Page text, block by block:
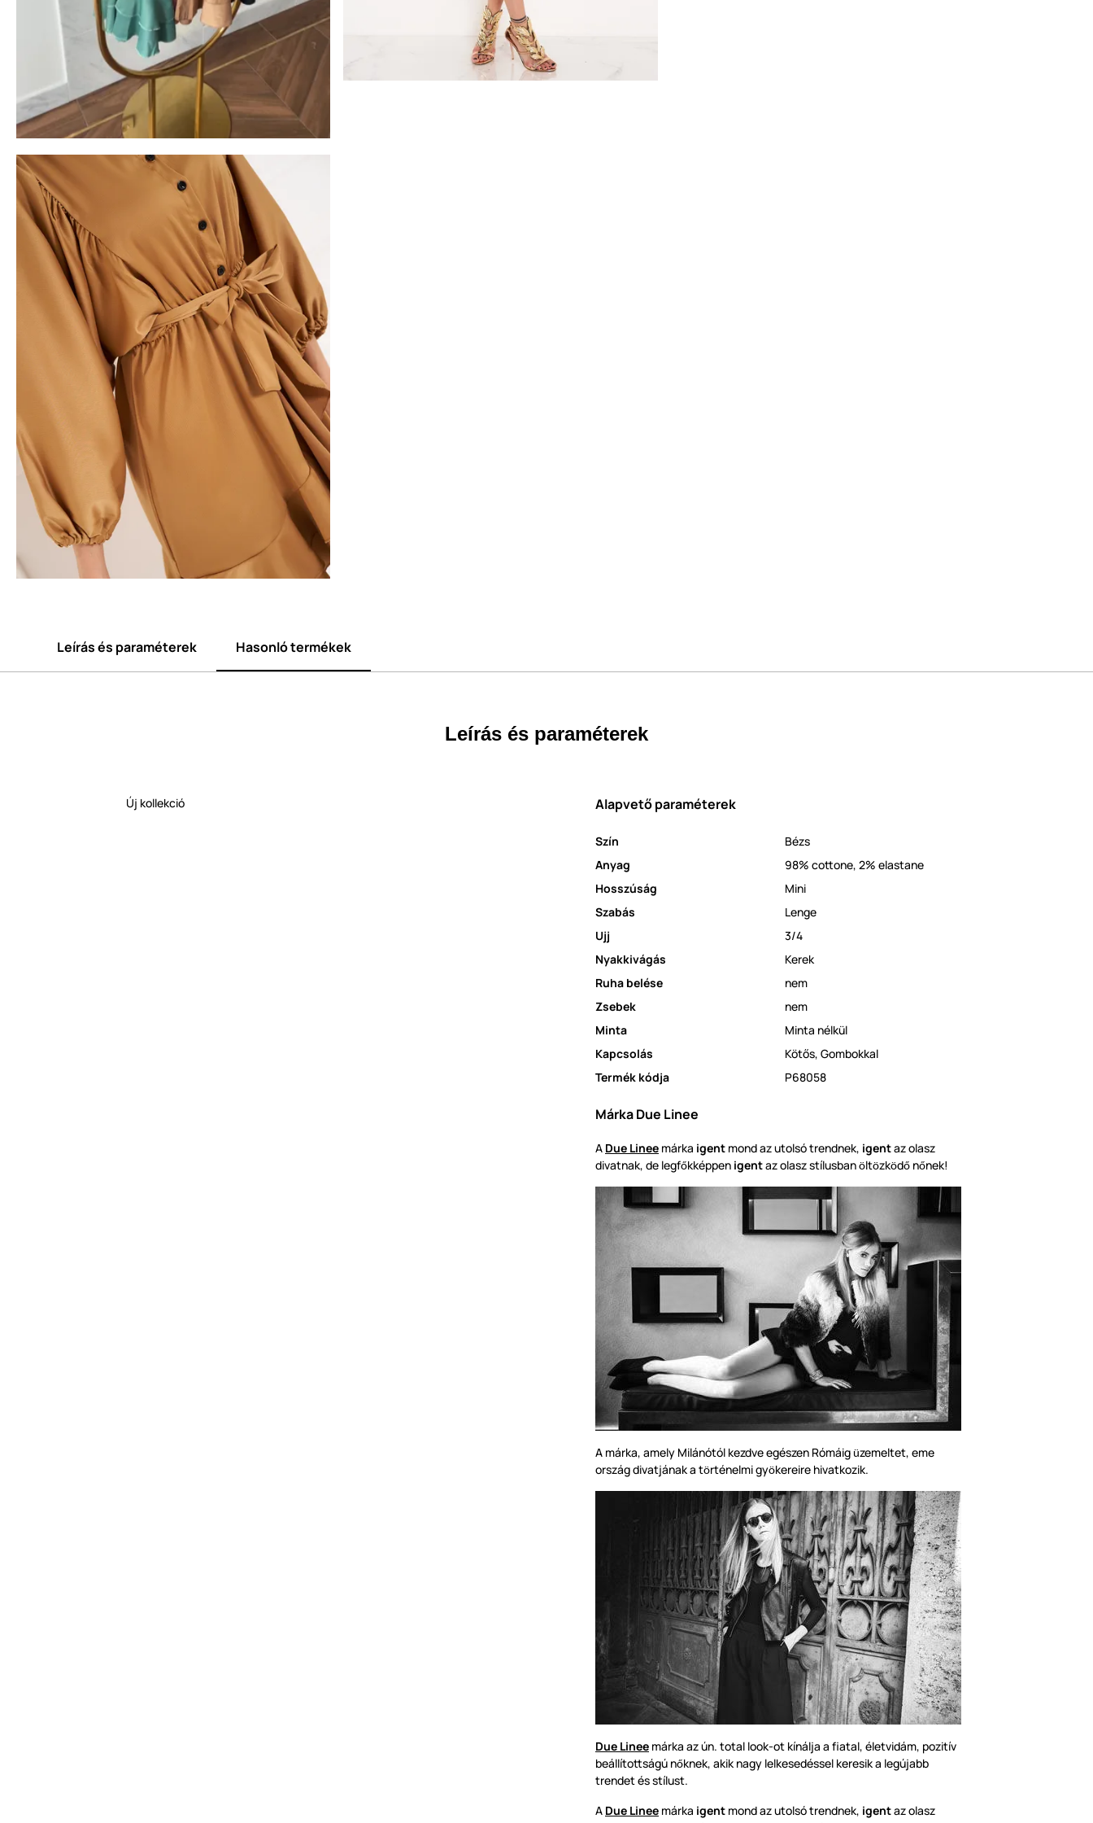
Leírás és paraméterek Hasonló termékek
Leírás és paraméterek
Új kollekció Alapvető paraméterek
Szín
Bézs
Anyag
98% cottone, 2% elastane
Hosszúság
Mini
Szabás
Lenge
Ujj
3/4
Nyakkivágás
Kerek
Ruha belése
nem
Zsebek
nem
Minta
Minta nélkül
Kapcsolás
Kötős, Gombokkal
Termék kódja
P68058
Márka Due Linee
A Due Linee márka igent mond az utolsó trendnek, igentaz olasz
divatnak, de legfőkképpen igentaz olasz stílusban öltözködő nőnek!
A márka, amely Milánótól kezdve egészen Rómáig üzemeltet, eme
ország divatjának a történelmi gyökereire hivatkozik.
Due Linee márka az ún. total look-ot kínálja a fiatal, életvidám, pozitív
beállítottságú nőknek, akik nagy lelkesedéssel keresik a legújabb
trendet és stílust.
A Due Linee márka igent mond az utolsó trendnek, igentaz olasz